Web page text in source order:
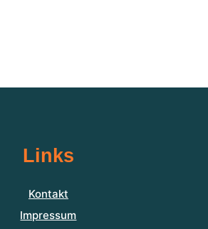
Links
Kontakt
Impressum